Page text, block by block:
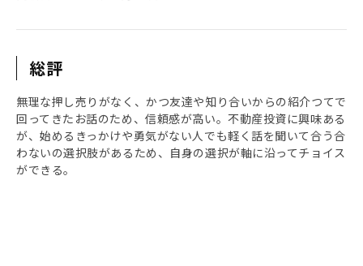
総評
無理な押し売りがなく、かつ友達や知り合いからの紹介つてで
回ってきたお話のため、信頼感が高い。不動産投資に興味ある
が、始めるきっかけや勇気がない人でも軽く話を聞いて合う合
わないの選択肢があるため、自身の選択が軸に沿ってチョイス
ができる。